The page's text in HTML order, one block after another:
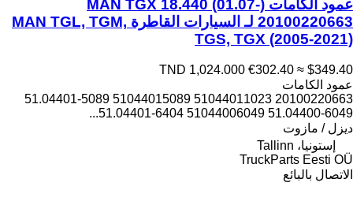
عمود الكامات MAN TGX 18.440 (01.07-)
20100220663 لـ السيارات القاطرة MAN TGL, TGM,
TGS, TGX (2005-2021)
TND 1,024.000 €302.40 ≈ $349.40
عمود الكامات
20100220663 51044011023 51044015089 51.04401-5089
51.04400-6049 51044006049 51.04401-6404...
ديزل / مازوت
إستونيا، Tallinn
TruckParts Eesti OÜ
الاتصال بالبائع